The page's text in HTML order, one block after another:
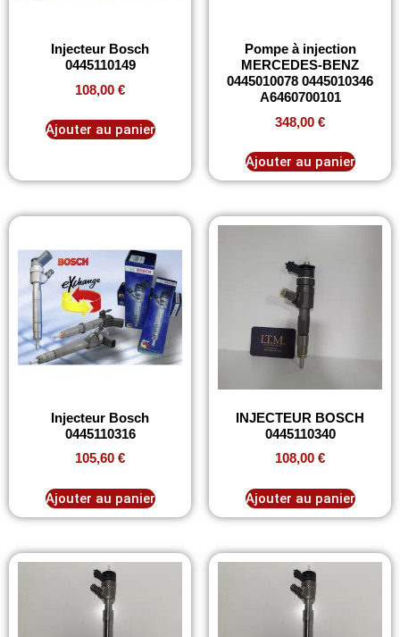
Injecteur Bosch
0445110149
108,00 €
Ajouter au panier
Pompe à injection
MERCEDES-BENZ
0445010078 0445010346
A6460700101
348,00 €
Ajouter au panier
Injecteur Bosch
0445110316
105,60 €
Ajouter au panier
INJECTEUR BOSCH
0445110340
108,00 €
Ajouter au panier